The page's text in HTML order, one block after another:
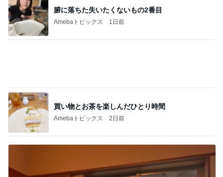
腑に落ちた失いたくないもの2番目
Amebaトピックス 1日前
買い物とお茶を楽しんだひとり時間
Amebaトピックス 2日前